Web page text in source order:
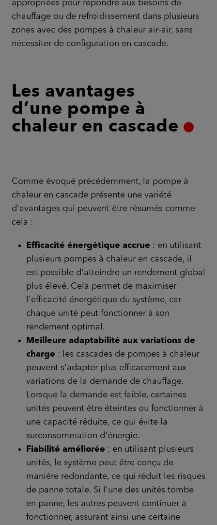
appropriées pour répondre aux besoins de
chauffage ou de refroidissement dans plusieurs
zones avec des pompes à chaleur air-air, sans
nécessiter de configuration en cascade.
Les avantages
d’une pompe à
chaleur en cascade
Comme évoqué précédemment, la pompe à
chaleur en cascade présente une variété
d'avantages qui peuvent être résumés comme
cela :
Efficacité énergétique accrue : en utilisant
plusieurs pompes à chaleur en cascade, il
est possible d'atteindre un rendement global
plus élevé. Cela permet de maximiser
l'efficacité énergétique du système, car
chaque unité peut fonctionner à son
rendement optimal.
Meilleure adaptabilité aux variations de
charge : les cascades de pompes à chaleur
peuvent s'adapter plus efficacement aux
variations de la demande de chauffage.
Lorsque la demande est faible, certaines
unités peuvent être éteintes ou fonctionner à
une capacité réduite, ce qui évite la
surconsommation d'énergie.
Fiabilité améliorée : en utilisant plusieurs
unités, le système peut être conçu de
manière redondante, ce qui réduit les risques
de panne totale. Si l'une des unités tombe
en panne, les autres peuvent continuer à
fonctionner, assurant ainsi une certaine